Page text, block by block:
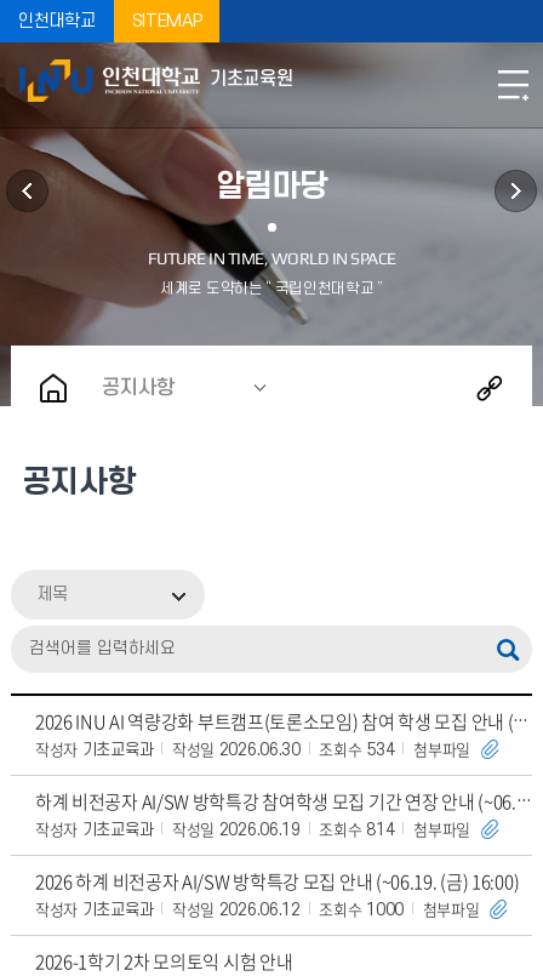
인천대학교 SITEMAP
기초교육원
알림마당
공지사항
공지사항
제목
2026 INU AI 역량강화 부트캠프(토론소모임) 참여 학생 모집 안내 (~8/21(금)
작성자 기초교육과 작성일 2026.06.30 조회수 534 첨부파일
하계 비전공자 AI/SW 방학특강 참여학생 모집 기간 연장 안내 (~06.26. (금))
작성자 기초교육과 작성일 2026.06.19 조회수 814 첨부파일
2026 하계 비전공자 AI/SW 방학특강 모집 안내 (~06.19. (금) 16:00)
작성자 기초교육과 작성일 2026.06.12 조회수 1000 첨부파일
2026-1학기 2차 모의토익 시험 안내